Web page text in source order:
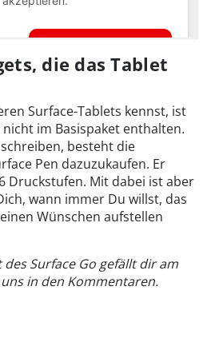
die das Tablet
Surface-Tablets kennst, ist
im Basispaket enthalten.
besteht die
Pen dazuzukaufen. Er
Druckstufen. Mit dabei ist aber
wann immer Du willst, das
Wünschen aufstellen
des Surface Go gefällt dir am
in den Kommentaren.